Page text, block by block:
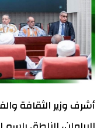
أشرف وزير الثقافة